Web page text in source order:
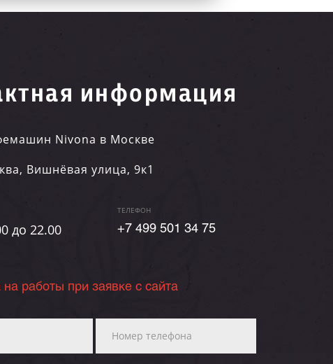
информация
Nivona в Москве
, Вишнёвая улица, 9к1
до 22.00
ТЕЛЕФОН
+7 499 501 34 75
на работы при заявке с сайта